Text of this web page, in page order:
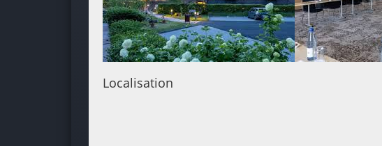
Localisation